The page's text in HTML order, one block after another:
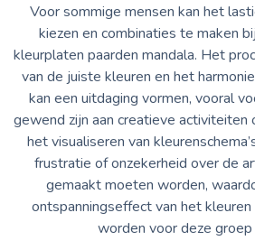
Voor sommige mensen kan het
kiezen en combinaties te maken
kleurplaten paarden mandala. Het
van de juiste kleuren en het
kan een uitdaging vormen, vooral
gewend zijn aan creatieve
het visualiseren van
frustratie of onzekerheid over de
gemaakt moeten worden,
ontspanningseffect van het kleuren
worden voor deze groep